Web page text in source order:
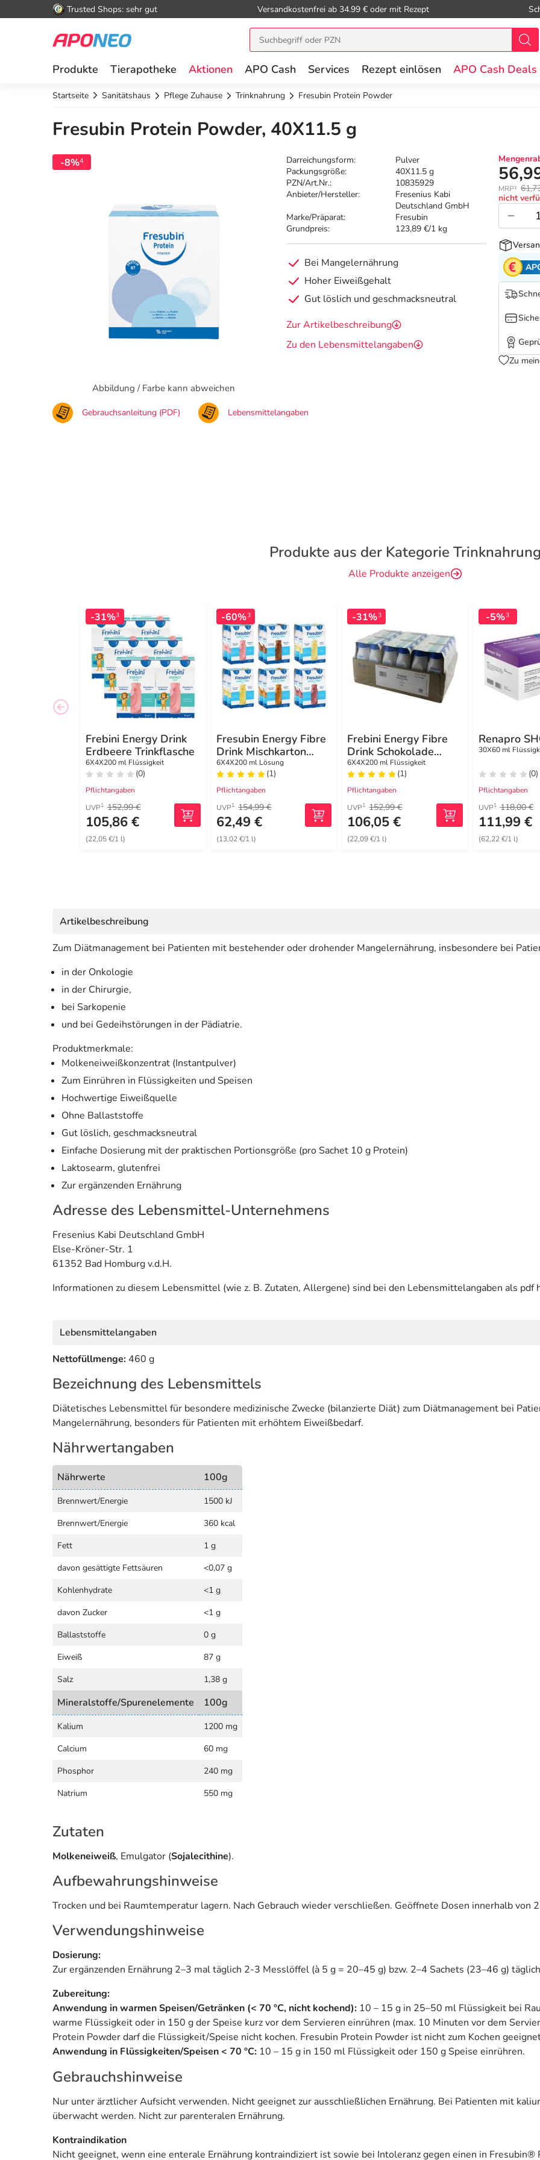
Trusted Shops: sehr gut Versandkostenfrei ab 34.99 € oder mit Rezept
Produkte Tierapotheke Aktionen APO Cash Services Rezept einlösen APO Cash Deals
Startseite Sanitätshaus Pflege Zuhause Trinknahrung Fresubin Protein Powder
Fresubin Protein Powder, 40X11.5 g
-8%4
Abbildung / Farbe kann abweichen
Darreichungsform:
Pulver
Packungsgröße:
40X11.5 g
PZN/Art.Nr.:
10835929
Anbieter/Hersteller:
Fresenius Kabi
Deutschland GmbH
Marke/Präparat:
Fresubin
Grundpreis:
123,89 €/1 kg
Bei Mangelernährung
Hoher Eiweißgehalt
Gut löslich und geschmacksneutral
Zur Artikelbeschreibung
Zu den Lebensmittelangaben
MRP²
nicht
Zu
Gebrauchsanleitung (PDF) Lebensmittelangaben
Produkte aus der Kategorie Trinknahrung
Alle Produkte anzeigen
-31%3
Frebini Energy Drink
Erdbeere Trinkflasche
6X4X200 ml Flüssigkeit
(0)
Pflichtangaben
UVP1 152,99 €
105,86 €
(22,05 €/1 l)
-60%3
Fresubin Energy Fibre
Drink Mischkarton
Trinkflasche
6X4X200 ml Lösung
(1)
Pflichtangaben
UVP1 154,99 €
62,49 €
(13,02 €/1 l)
-31%3
Frebini Energy Fibre
Drink Schokolade
Trinkflasche
6X4X200 ml Flüssigkeit
(1)
Pflichtangaben
UVP1 152,99 €
106,05 €
(22,09 €/1 l)
-5%3
Renapro
30X60 ml
(0)
Pflichtangaben
UVP1 118,00 €
111,99 €
(62,22 €/1 l)
Artikelbeschreibung
Zum Diätmanagement bei Patienten mit bestehender oder drohender Mangelernährung, insbesondere bei
in der Onkologie
in der Chirurgie,
bei Sarkopenie
und bei Gedeihstörungen in der Pädiatrie.
Produktmerkmale:
Molkeneiweißkonzentrat (Instantpulver)
Zum Einrühren in Flüssigkeiten und Speisen
Hochwertige Eiweißquelle
Ohne Ballaststoffe
Gut löslich, geschmacksneutral
Einfache Dosierung mit der praktischen Portionsgröße (pro Sachet 10 g Protein)
Laktosearm, glutenfrei
Zur ergänzenden Ernährung
Adresse des Lebensmittel-Unternehmens
Fresenius Kabi Deutschland GmbH
Else-Kröner-Str. 1
61352 Bad Homburg v.d.H.
Informationen zu diesem Lebensmittel (wie z. B. Zutaten, Allergene) sind bei den Lebensmittelangaben als pdf
Lebensmittelangaben
Nettofüllmenge: 460 g
Bezeichnung des Lebensmittels
Diätetisches Lebensmittel für besondere medizinische Zwecke (bilanzierte Diät) zum Diätmanagement bei
Mangelernährung, besonders für Patienten mit erhöhtem Eiweißbedarf.
Nährwertangaben
Nährwerte 100g
Brennwert/Energie
1500 kJ
Brennwert/Energie
360 kcal
Fett
1 g
davon gesättigte Fettsäuren
<0,07 g
Kohlenhydrate
<1 g
davon Zucker
<1 g
Ballaststoffe
0 g
Eiweiß
87 g
Salz
1,38 g
Mineralstoffe/Spurenelemente 100g
Kalium
1200 mg
Calcium
60 mg
Phosphor
240 mg
Natrium
550 mg
Zutaten
Molkeneiweiß, Emulgator (Sojalecithine).
Aufbewahrungshinweise
Trocken und bei Raumtemperatur lagern. Nach Gebrauch wieder verschließen. Geöffnete Dosen innerhalb von
Verwendungshinweise
Dosierung:
Zur ergänzenden Ernährung 2–3 mal täglich 2-3 Messlöffel (à 5 g = 20–45 g) bzw. 2–4 Sachets (23–46 g)
Zubereitung:
Anwendung in warmen Speisen/Getränken (< 70 °C, nicht kochend): 10 – 15 g in 25–50 ml Flüssigkeit bei
warme Flüssigkeit oder in 150 g der Speise kurz vor dem Servieren einrühren (max. 10 Minuten vor dem
Protein Powder darf die Flüssigkeit/Speise nicht kochen. Fresubin Protein Powder ist nicht zum Kochen
Anwendung in Flüssigkeiten/Speisen < 70 °C: 10 – 15 g in 150 ml Flüssigkeit oder 150 g Speise einrühren.
Gebrauchshinweise
Nur unter ärztlicher Aufsicht verwenden. Nicht geeignet zur ausschließlichen Ernährung. Bei Patienten mit
überwacht werden. Nicht zur parenteralen Ernährung.
Kontraindikation
Nicht geeignet, wenn eine enterale Ernährung kontraindiziert ist sowie bei Intoleranz gegen einen in